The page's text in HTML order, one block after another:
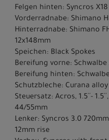
Felgen hinten: Syncros
Vorderradnabe: Shimano
Hinterradnabe: Shimano
12x148mm
Speichen: Black Spokes
Bereifung vorne:
Bereifung hinten:
Schutzbleche: Curana
Steuersatz: Acros, 1.5´´-
44/55mm
Lenker: Syncros 3.0
12mm rise